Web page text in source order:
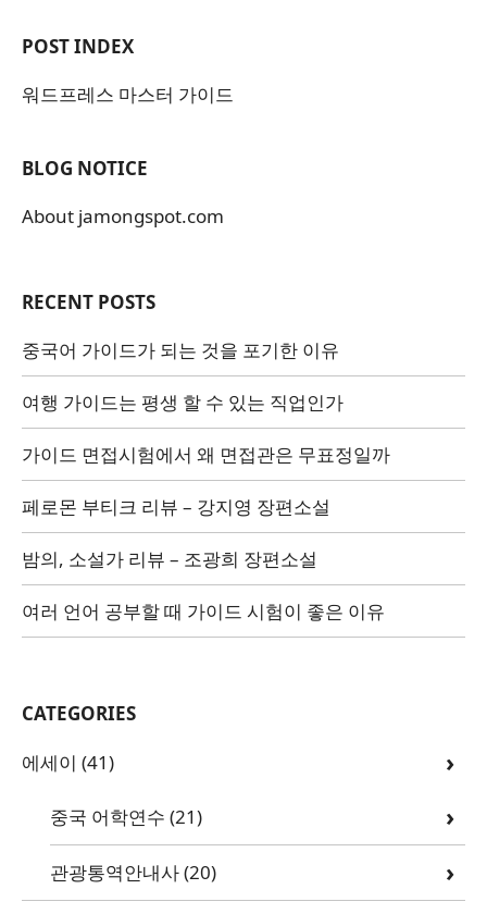
POST INDEX
워드프레스 마스터 가이드
BLOG NOTICE
About jamongspot.com
RECENT POSTS
중국어 가이드가 되는 것을 포기한 이유
여행 가이드는 평생 할 수 있는 직업인가
가이드 면접시험에서 왜 면접관은 무표정일까
페로몬 부티크 리뷰 – 강지영 장편소설
밤의, 소설가 리뷰 – 조광희 장편소설
여러 언어 공부할 때 가이드 시험이 좋은 이유
CATEGORIES
에세이 (41)
중국 어학연수 (21)
관광통역안내사(20)